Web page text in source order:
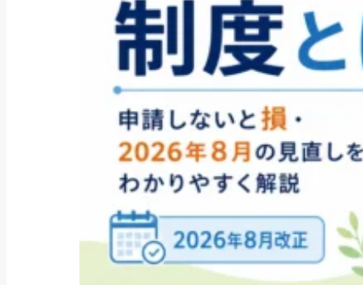
2026年2月(9)
2026年1月
2025年12月 (12)
2025年11月(12)
2025年10月(28)
2025年9月
(47)
2025年8月(53)
2025年7月(55)
2025年6月(90)
2025年5月
2025年4月
(213)
2025年3月 (132)